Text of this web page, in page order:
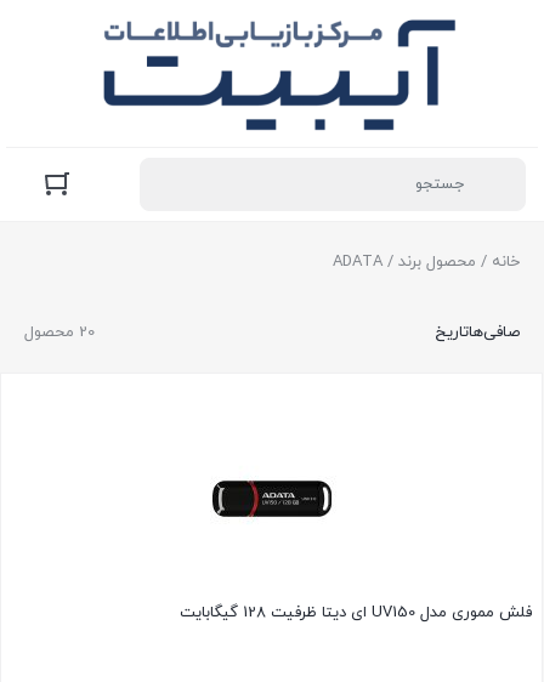
خانه / محصول برند / ADATA
20 محصول صافی‌هاتاریخ
فلش مموری مدل UV150 ای دیتا ظرفیت 128 گیگابایت